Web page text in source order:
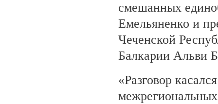
смешанных
Емельяненко и
Чеченской
Балкарии Альви
«Разговор